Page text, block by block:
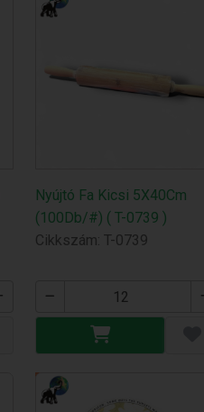
Nyújtó Fa Kicsi 5X40Cm
(100Db/#) ( T-0739 )
Cikkszám: T-0739